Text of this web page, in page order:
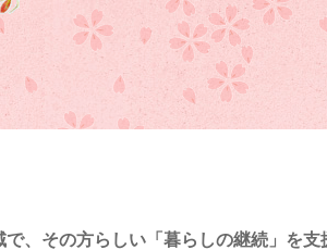
で、その方らしい「暮らしの継続」を